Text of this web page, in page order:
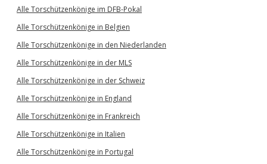
Alle Torschützenkönige im DFB-Pokal
Alle Torschützenkönige in Belgien
Alle Torschützenkönige in den Niederlanden
Alle Torschützenkönige in der MLS
Alle Torschützenkönige in der Schweiz
Alle Torschützenkönige in England
Alle Torschützenkönige in Frankreich
Alle Torschützenkönige in Italien
Alle Torschützenkönige in Portugal